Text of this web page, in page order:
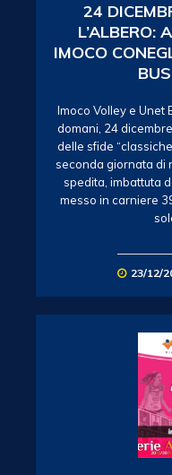
24
L’ALBERO:
IMOCO
Imoco Volley e Unet
domani, 24
delle sfide
seconda giornata di
spedita, imbattuta
messo in carniere
23/12/